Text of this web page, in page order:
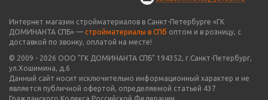
Интернет магазин стройматериалов в Санкт-Петербурге «ГК
ДОМИНАНТА СПБ» — стройматериалы в СПб оптом и в розницу, с
доставкой по звонку, оплатой на месте!
© 2009 - 2026 ООО "ГК ДОМИНАНТА СПБ" 194352, г.Санкт-Петербург,
ул.Хошимина, д.6
Данный сайт носит исключительно информационный характер и не
является публичной офертой, определяемой статьей 437
Гражданского Кодекса Российской Федерации.